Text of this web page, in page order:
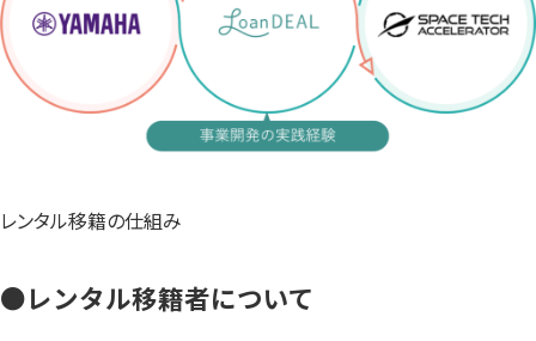
レンタル移籍の仕組み
●レンタル移籍者について